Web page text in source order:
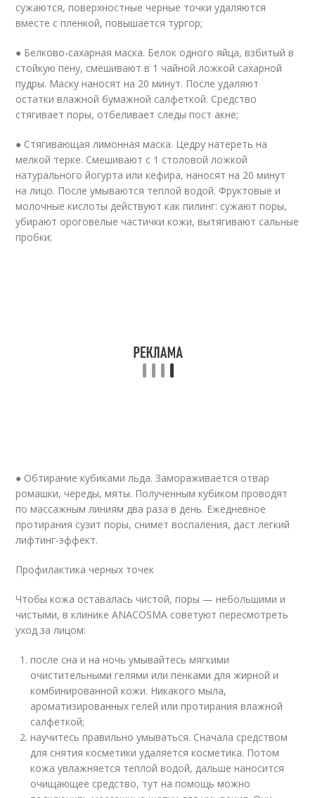
сужаются, поверхностные черные точки удаляются
вместе с пленкой, повышается тургор;
● Белково-сахарная маска. Белок одного яйца, взбитый в
стойкую пену, смешивают в 1 чайной ложкой сахарной
пудры. Маску наносят на 20 минут. После удаляют
остатки влажной бумажной салфеткой. Средство
стягивает поры, отбеливает следы пост акне;
● Стягивающая лимонная маска. Цедру натереть на
мелкой терке. Смешивают с 1 столовой ложкой
натурального йогурта или кефира, наносят на 20 минут
на лицо. После умываются теплой водой. Фруктовые и
молочные кислоты действуют как пилинг: сужают поры,
убирают ороговелые частички кожи, вытягивают сальные
пробки;
● Обтирание кубиками льда. Замораживается отвар
ромашки, череды, мяты. Полученным кубиком проводят
по массажным линиям два раза в день. Ежедневное
протирания сузит поры, снимет воспаления, даст легкий
лифтинг-эффект.
Профилактика черных точек
Чтобы кожа оставалась чистой, поры — небольшими и
чистыми, в клинике ANACOSMA советуют пересмотреть
уход за лицом:
после сна и на ночь умывайтесь мягкими
очистительными гелями или пенками для жирной и
комбинированной кожи. Никакого мыла,
ароматизированных гелей или протирания влажной
салфеткой;
научитесь правильно умываться. Сначала средством
для снятия косметики удаляется косметика. Потом
кожа увлажняется теплой водой, дальше наносится
очищающее средство, тут на помощь можно